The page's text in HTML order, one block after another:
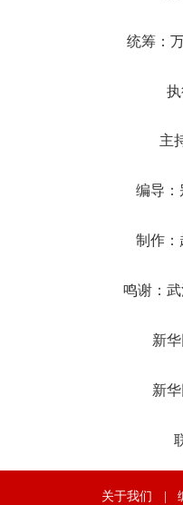
统筹：
主
编导：
制作：
鸣谢：
新
新
关于我们 |